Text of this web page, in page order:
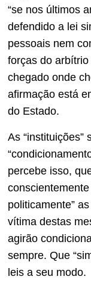
“se nos últimos
defendido a lei
pessoais nem
forças do
chegado onde
afirmação está
do Estado.
As “instituições”
percebe isso,
politicamente”
vítima destas
agirão
sempre. Que
leis a seu modo.